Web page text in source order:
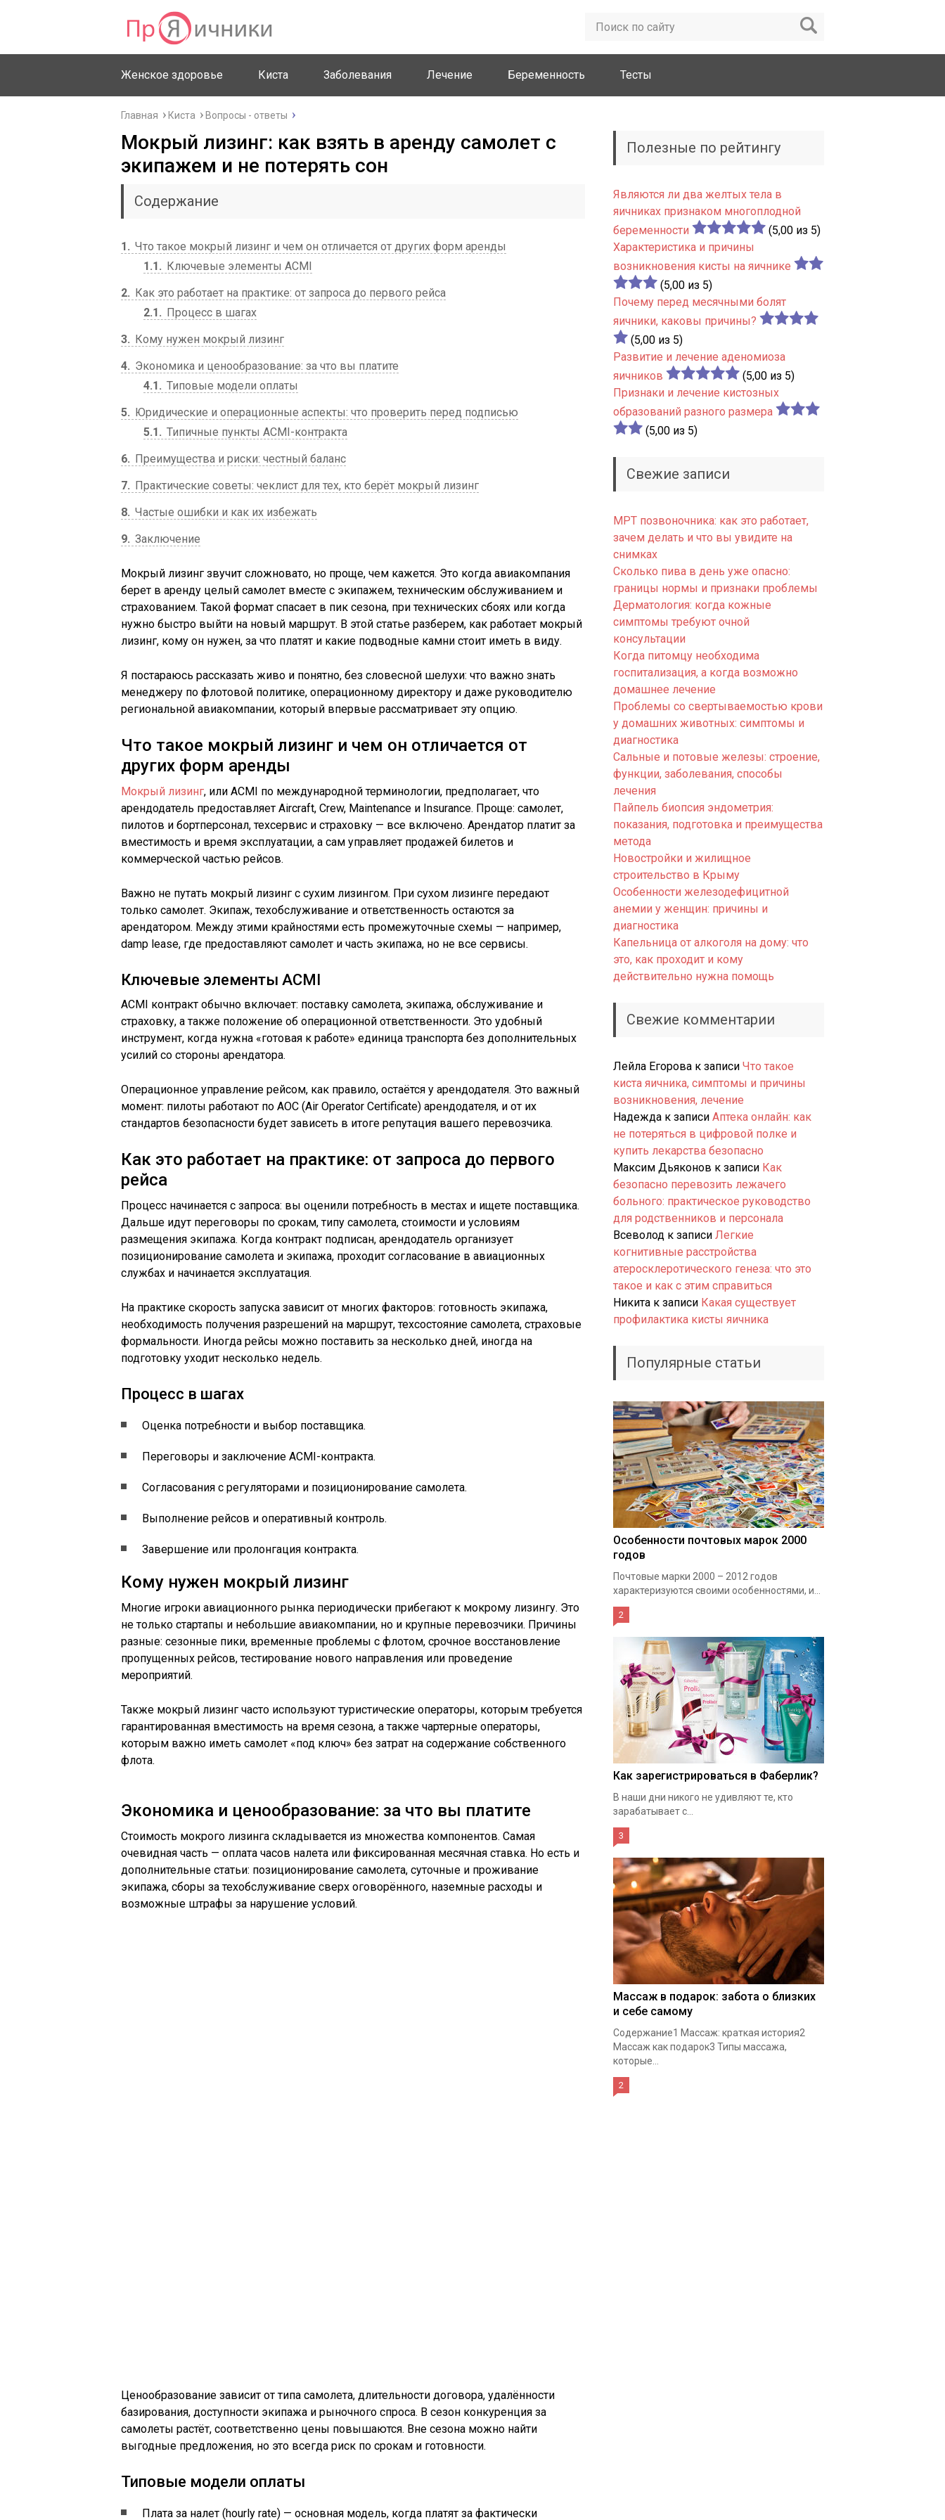
Женское здоровье Киста Заболевания Лечение Беременность Тесты
Главная Киста Вопросы - ответы
Мокрый лизинг: как взять в аренду самолет с
экипажем и не потерять сон
Содержание
1
Что такое мокрый лизинг и чем он отличается от других форм аренды
1.1
Ключевые элементы ACMI
2
Как это работает на практике: от запроса до первого рейса
2.1
Процесс в шагах
3
Кому нужен мокрый лизинг
4
Экономика и ценообразование: за что вы платите
4.1
Типовые модели оплаты
5
Юридические и операционные аспекты: что проверить перед подписью
5.1
Типичные пункты ACMI-контракта
6
Преимущества и риски: честный баланс
7
Практические советы: чеклист для тех, кто берёт мокрый лизинг
8 Частые ошибки и как их избежать
9 Заключение
Мокрый лизинг звучит сложновато, но проще, чем кажется. Это когда авиакомпания
берет в аренду целый самолет вместе с экипажем, техническим обслуживанием и
страхованием. Такой формат спасает в пик сезона, при технических сбоях или когда
нужно быстро выйти на новый маршрут. В этой статье разберем, как работает мокрый
лизинг, кому он нужен, за что платят и какие подводные камни стоит иметь в виду.
Я постараюсь рассказать живо и понятно, без словесной шелухи: что важно знать
менеджеру по флотовой политике, операционному директору и даже руководителю
региональной авиакомпании, который впервые рассматривает эту опцию.
Что такое мокрый лизинг и чем он отличается от
других форм аренды
Мокрый лизинг, или ACMI по международной терминологии, предполагает, что
арендодатель предоставляет Aircraft, Crew, Maintenance и Insurance. Проще: самолет,
пилотов и бортперсонал, техсервис и страховку — все включено. Арендатор платит за
вместимость и время эксплуатации, а сам управляет продажей билетов и
коммерческой частью рейсов.
Важно не путать мокрый лизинг с сухим лизингом. При сухом лизинге передают
только самолет. Экипаж, техобслуживание и ответственность остаются за
арендатором. Между этими крайностями есть промежуточные схемы — например,
damp lease, где предоставляют самолет и часть экипажа, но не все сервисы.
Ключевые элементы ACMI
ACMI контракт обычно включает: поставку самолета, экипажа, обслуживание и
страховку, а также положение об операционной ответственности. Это удобный
инструмент, когда нужна «готовая к работе» единица транспорта без дополнительных
усилий со стороны арендатора.
Операционное управление рейсом, как правило, остаётся у арендодателя. Это важный
момент: пилоты работают по AOC (Air Operator Certificate) арендодателя, и от их
стандартов безопасности будет зависеть в итоге репутация вашего перевозчика.
Как это работает на практике: от запроса до первого
рейса
Процесс начинается с запроса: вы оценили потребность в местах и ищете поставщика.
Дальше идут переговоры по срокам, типу самолета, стоимости и условиям
размещения экипажа. Когда контракт подписан, арендодатель организует
позиционирование самолета и экипажа, проходит согласование в авиационных
службах и начинается эксплуатация.
На практике скорость запуска зависит от многих факторов: готовность экипажа,
необходимость получения разрешений на маршрут, техсостояние самолета, страховые
формальности. Иногда рейсы можно поставить за несколько дней, иногда на
подготовку уходит несколько недель.
Процесс в шагах
Оценка потребности и выбор поставщика.
Переговоры и заключение ACMI-контракта.
Согласования с регуляторами и позиционирование самолета.
Выполнение рейсов и оперативный контроль.
Завершение или пролонгация контракта.
Кому нужен мокрый лизинг
Многие игроки авиационного рынка периодически прибегают к мокрому лизингу. Это
не только стартапы и небольшие авиакомпании, но и крупные перевозчики. Причины
разные: сезонные пики, временные проблемы с флотом, срочное восстановление
пропущенных рейсов, тестирование нового направления или проведение
мероприятий.
Также мокрый лизинг часто используют туристические операторы, которым требуется
гарантированная вместимость на время сезона, а также чартерные операторы,
которым важно иметь самолет «под ключ» без затрат на содержание собственного
флота.
Экономика и ценообразование: за что вы платите
Стоимость мокрого лизинга складывается из множества компонентов. Самая
очевидная часть — оплата часов налета или фиксированная месячная ставка. Но есть и
дополнительные статьи: позиционирование самолета, суточные и проживание
экипажа, сборы за техобслуживание сверх оговорённого, наземные расходы и
возможные штрафы за нарушение условий.
Ценообразование зависит от типа самолета, длительности договора, удалённости
базирования, доступности экипажа и рыночного спроса. В сезон конкуренция за
самолеты растёт, соответственно цены повышаются. Вне сезона можно найти
выгодные предложения, но это всегда риск по срокам и готовности.
Типовые модели оплаты
Плата за налет (hourly rate) — основная модель, когда платят за фактически
Полезные по рейтингу
Являются ли два желтых тела в
яичниках признаком многоплодной
беременности
(5,00 из 5)
Характеристика и причины
возникновения кисты на яичнике
(5,00 из 5)
Почему перед месячными болят
яичники, каковы причины?
(5,00 из 5)
Развитие и лечение аденомиоза
яичников
(5,00 из 5)
Признаки и лечение кистозных
образований разного размера
(5,00 из 5)
Свежие записи
МРТ позвоночника: как это работает,
зачем делать и что вы увидите на
снимках
Сколько пива в день уже опасно:
границы нормы и признаки проблемы
Дерматология: когда кожные
симптомы требуют очной
консультации
Когда питомцу необходима
госпитализация, а когда возможно
домашнее лечение
Проблемы со свертываемостью крови
у домашних животных: симптомы и
диагностика
Сальные и потовые железы: строение,
функции, заболевания, способы
лечения
Пайпель биопсия эндометрия:
показания, подготовка и преимущества
метода
Новостройки и жилищное
строительство в Крыму
Особенности железодефицитной
анемии у женщин: причины и
диагностика
Капельница от алкоголя на дому: что
это, как проходит и кому
действительно нужна помощь
Свежие комментарии
Лейла Егорова к записи Что такое
киста яичника, симптомы и причины
возникновения, лечение
Надежда к записи Аптека онлайн: как
не потеряться в цифровой полке и
купить лекарства безопасно
Максим Дьяконов к записи Как
безопасно перевозить лежачего
больного: практическое руководство
для родственников и персонала
Всеволод к записи Легкие
когнитивные расстройства
атеросклеротического генеза: что это
такое и как с этим справиться
Никита к записи Какая существует
профилактика кисты яичника
Популярные статьи
Особенности почтовых марок 2000
годов
Почтовые марки 2000 – 2012 годов
характеризуются своими особенностями, и...
2
Как зарегистрироваться в Фаберлик?
В наши дни никого не удивляют те, кто
зарабатывает с...
3
Массаж в подарок: забота о близких
и себе самому
Содержание1 Массаж: краткая история2
Массаж как подарок3 Типы массажа,
которые...
2